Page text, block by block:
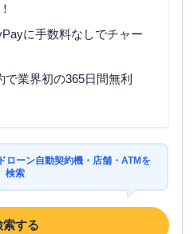
に手数料なしでチャー
業界初の365日間無利
ローン自動契約機・店舗・ATMを
検索
索する